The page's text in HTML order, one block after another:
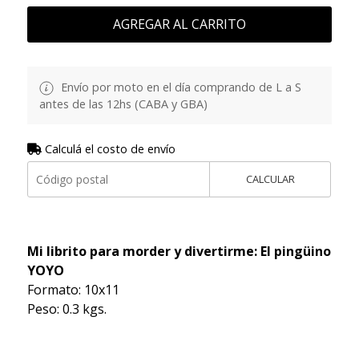
AGREGAR AL CARRITO
Envío por moto en el día comprando de L a S
antes de las 12hs (CABA y GBA)
Calculá el costo de envío
CALCULAR
Mi librito para morder y divertirme: El pingüino
YOYO
Formato: 10x11
Peso: 0.3 kgs.